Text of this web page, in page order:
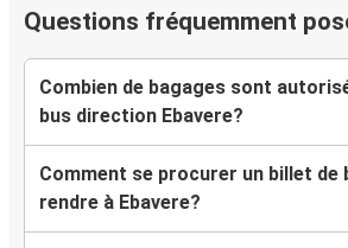
Questions fréquemment
Combien de bagages sont
bus direction Ebavere?
Comment se procurer un billet de
rendre à Ebavere?